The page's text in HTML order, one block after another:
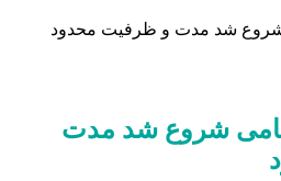
شروع شد مدت